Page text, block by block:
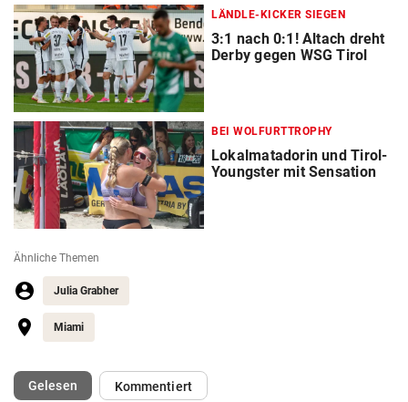
LÄNDLE-KICKER SIEGEN
3:1 nach 0:1! Altach dreht
Derby gegen WSG Tirol
BEI WOLFURTTROPHY
Lokalmatadorin und Tirol-
Youngster mit Sensation
Ähnliche Themen
Julia Grabher
Miami
Gelesen(ausgewählt)Kommentiert